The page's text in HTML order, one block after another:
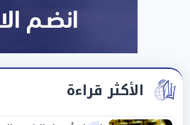
الأكثر قراءة